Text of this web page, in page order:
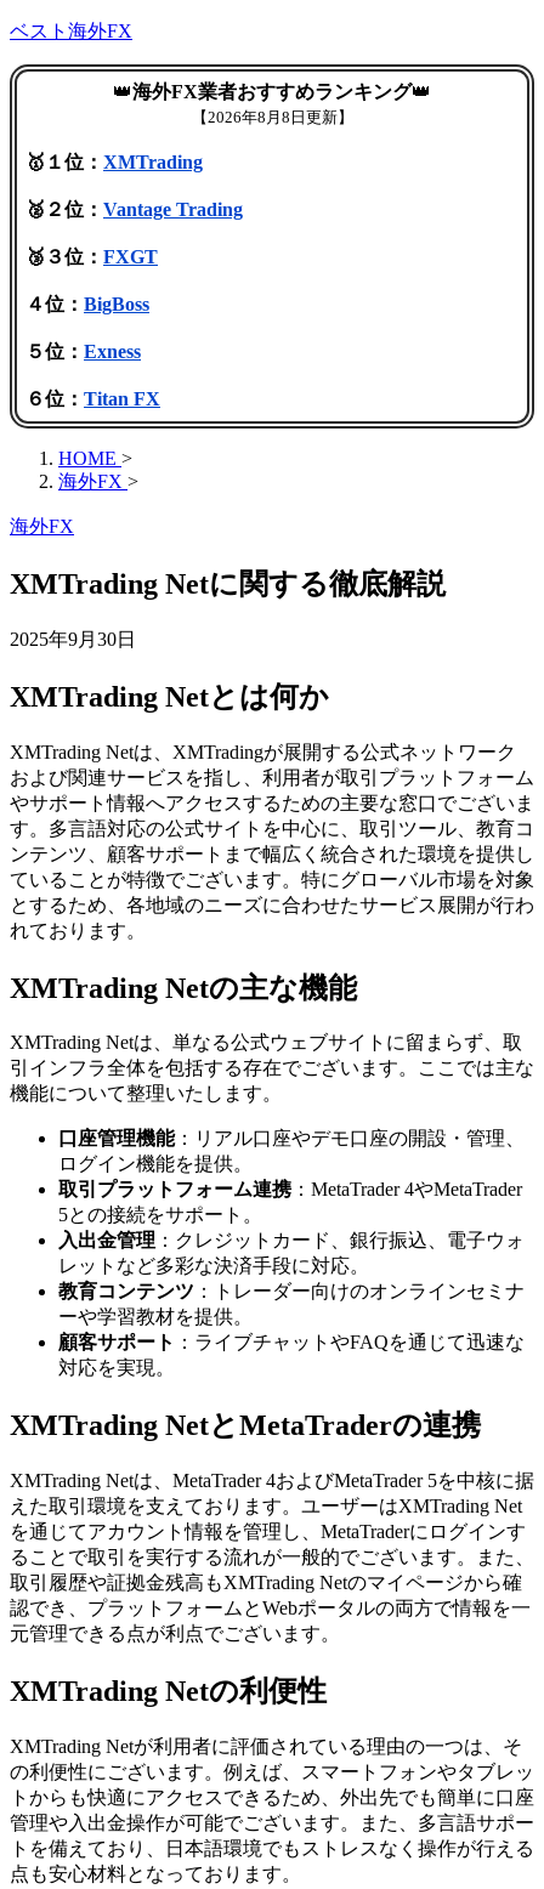
ベスト海外FX
👑海外FX業者おすすめランキング👑
【2026年8月8日更新】
🥇１位： XMTrading
🥈２位： Vantage Trading
🥉３位： FXGT
４位： BigBoss
５位： Exness
６位： Titan FX
HOME >
海外FX >
海外FX
XMTrading Netに関する徹底解説
2025年9月30日
XMTrading Netとは何か
XMTrading Netは、XMTradingが展開する公式ネットワーク
および関連サービスを指し、利用者が取引プラットフォーム
やサポート情報へアクセスするための主要な窓口でございま
す。多言語対応の公式サイトを中心に、取引ツール、教育コ
ンテンツ、顧客サポートまで幅広く統合された環境を提供し
ていることが特徴でございます。特にグローバル市場を対象
とするため、各地域のニーズに合わせたサービス展開が行わ
れております。
XMTrading Netの主な機能
XMTrading Netは、単なる公式ウェブサイトに留まらず、取
引インフラ全体を包括する存在でございます。ここでは主な
機能について整理いたします。
口座管理機能：リアル口座やデモ口座の開設・管理、
ログイン機能を提供。
取引プラットフォーム連携：MetaTrader 4やMetaTrader
5との接続をサポート。
入出金管理 ：クレジットカード、銀行振込、電子ウォ
レットなど多彩な決済手段に対応。
教育コンテンツ ：トレーダー向けのオンラインセミナ
ーや学習教材を提供。
顧客サポート ：ライブチャットやFAQを通じて迅速な
対応を実現。
XMTrading NetとMetaTraderの連携
XMTrading Netは、MetaTrader 4およびMetaTrader 5を中核に据
えた取引環境を支えております。ユーザーはXMTrading Net
を通じてアカウント情報を管理し、MetaTraderにログインす
ることで取引を実行する流れが一般的でございます。また、
取引履歴や証拠金残高もXMTrading Netのマイページから確
認でき、プラットフォームとWebポータルの両方で情報を一
元管理できる点が利点でございます。
XMTrading Netの利便性
XMTrading Netが利用者に評価されている理由の一つは、そ
の利便性にございます。例えば、スマートフォンやタブレッ
トからも快適にアクセスできるため、外出先でも簡単に口座
管理や入出金操作が可能でございます。また、多言語サポー
トを備えており、日本語環境でもストレスなく操作が行える
点も安心材料となっております。